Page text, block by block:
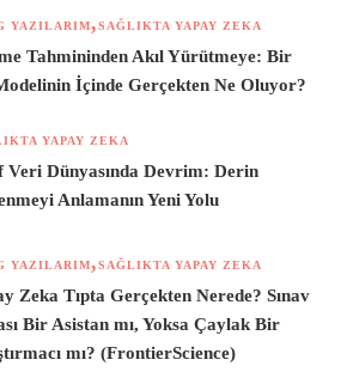
YAZILARIM SAĞLIKTA YAPAY ZEKA
Tahmininden Akıl Yürütmeye: Bir
İçinde Gerçekten Ne Oluyor?
YAPAY ZEKA
Veri Dünyasında Devrim: Derin
Anlamanın Yeni Yolu
YAZILARIM SAĞLIKTA YAPAY ZEKA
Zeka Tıpta Gerçekten Nerede? Sınav
Bir Asistan mı, Yoksa Çaylak Bir
mı? (FrontierScience)